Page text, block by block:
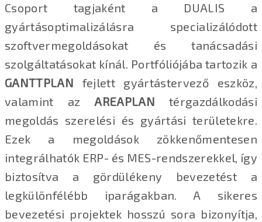
Csoport tagjaként a DUALIS a
gyártásoptimalizálásra specializálódott
szoftvermegoldásokat és tanácsadási
szolgáltatásokat kínál. Portfóliójába tartozik a
GANTTPLAN fejlett gyártástervező eszköz,
valamint azAREAPLAN térgazdálkodási
megoldás szerelési és gyártási területekre.
Ezek a megoldások zökkenőmentesen
integrálhatók ERP- és MES-rendszerekkel, így
biztosítva a gördülékeny bevezetést a
legkülönfélébb iparágakban. A sikeres
bevezetési projektek hosszú sora bizonyítja,